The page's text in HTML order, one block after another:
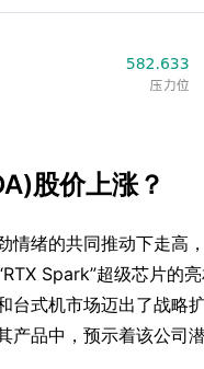
股价上涨？
情绪的共同推动下走高
Spark”超级芯片的
台式机市场迈出了战略
品中，预示着该公司